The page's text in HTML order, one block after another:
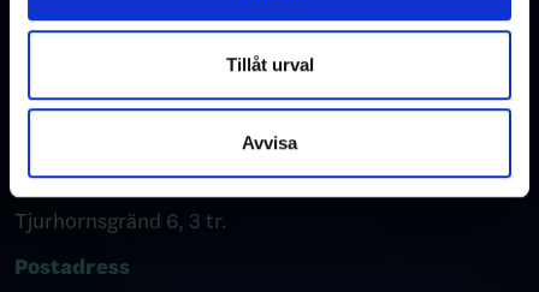
annons- och analysföretag som vi samarbetar med.
Dessa kan i sin tur kombinera informationen med annan
samlat in när du har använt deras tjänster.
Tillåt urval
Avvisa
Kontakta oss
Besöksadress
Tjurhornsgränd 6, 3 tr.
Postadress